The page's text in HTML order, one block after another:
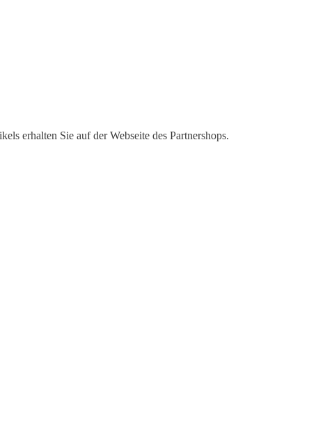
erhalten Sie auf der Webseite des Partnershops.